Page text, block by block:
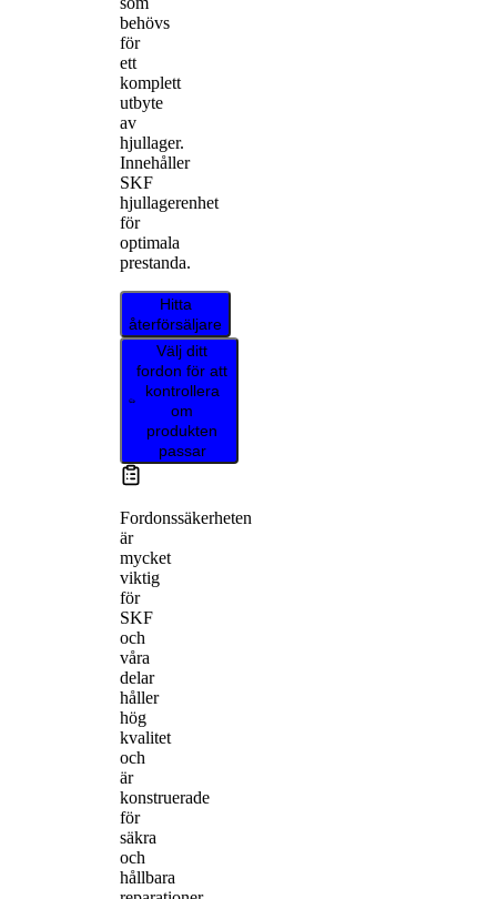
behövs
för
ett
komplett
utbyte
av
hjullager.
Innehåller
SKF
hjullagerenhet
för
optimala
prestanda.
Hitta
återförsäljare
Välj ditt
fordon för att
kontrollera
om
produkten
passar
Fordonssäkerheten
är
mycket
viktig
för
SKF
och
våra
delar
håller
hög
kvalitet
och
är
konstruerade
för
säkra
och
hållbara